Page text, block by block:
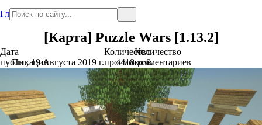
Главная
[Карта] Puzzle Wars [1.13.2]
Дата
публикации
Пн., 19 Августа 2019 г.
Количество
просмотров
4418
Количество
комментариев
0